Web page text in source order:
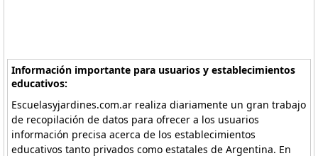
Información importante para usuarios y establecimientos
educativos:
Escuelasyjardines.com.ar realiza diariamente un gran trabajo
de recopilación de datos para ofrecer a los usuarios
información precisa acerca de los establecimientos
educativos tanto privados como estatales de Argentina. En